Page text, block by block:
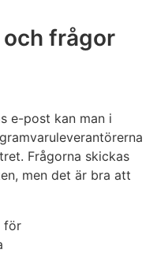
frågor
e-post kan man i
Frågorna skickas
men det är bra att
för